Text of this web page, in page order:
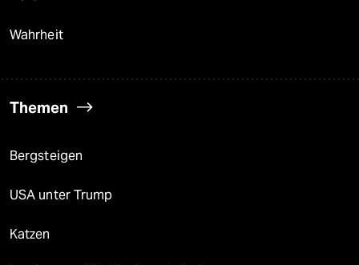
Wahrheit
Themen
Bergsteigen
USA unter Trump
Katzen